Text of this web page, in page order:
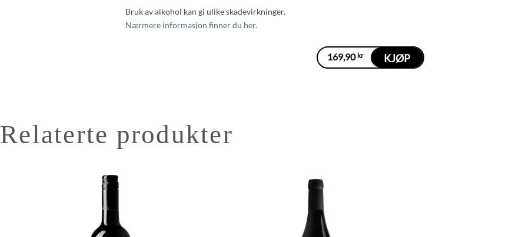
Bruk av alkohol kan gi ulike skadevirkninger.
Nærmere informasjon finner du her.
169,90 kr KJØP
Relaterte produkter